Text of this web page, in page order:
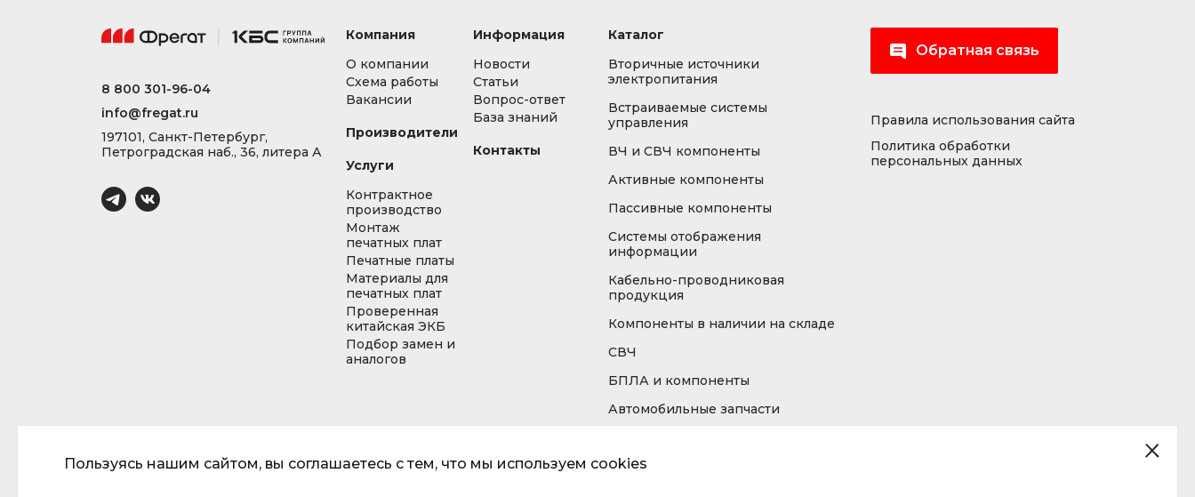
Пользуясь нашим сайтом, вы соглашаетесь с тем, что мы используем cookies
8 800 301-96-04
info@fregat.ru
197101, Санкт-Петербург,
Петроградская наб., 36, литера А
Компания
О компании
Схема работы
Вакансии
Производители
Услуги
Контрактное
производство
Монтаж
печатных плат
Печатные платы
Материалы для
печатных плат
Проверенная
китайская ЭКБ
Подбор замен и
аналогов
Информация
Новости
Статьи
Вопрос-ответ
База знаний
Контакты
Каталог
Вторичные источники
электропитания
Встраиваемые системы
управления
ВЧ и СВЧ компоненты
Активные компоненты
Пассивные компоненты
Системы отображения
информации
Кабельно-проводниковая
продукция
Компоненты в наличии на складе
СВЧ
БПЛА и компоненты
Автомобильные запчасти
Обратная связь
Правила использования сайта
Политика обработки
персональных данных